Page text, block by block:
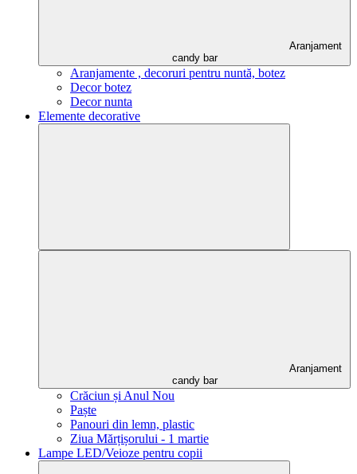
Aranjament
candy bar
Aranjamente , decoruri pentru nuntă, botez
Decor botez
Decor nunta
Elemente decorative
Aranjament
candy bar
Crăciun și Anul Nou
Paște
Panouri din lemn, plastic
Ziua Mărțișorului - 1 martie
Lampe LED/Veioze pentru copii